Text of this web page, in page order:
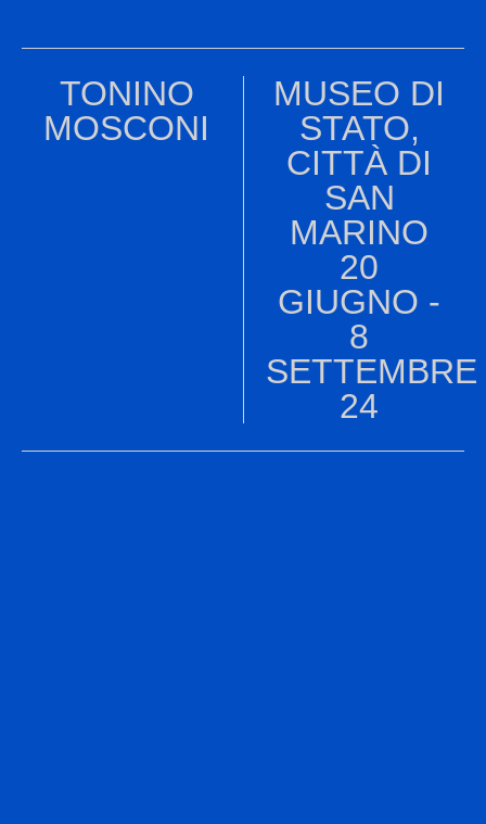
TONINO
MOSCONI
MUSEO DI
STATO,
CITTÀ DI
SAN
MARINO
20
GIUGNO -
8
SETTEMBRE
24